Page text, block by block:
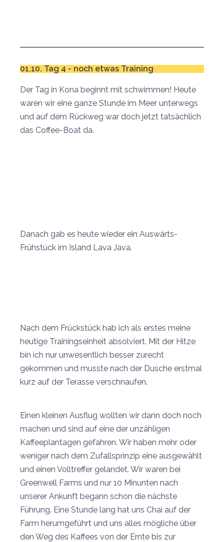
01.10. Tag 4 - noch etwas Training
Der Tag in Kona beginnt mit schwimmen! Heute
waren wir eine ganze Stunde im Meer unterwegs
und auf dem Rückweg war doch jetzt tatsächlich
das Coffee-Boat da.
Danach gab es heute wieder ein Auswärts-
Frühstück im Island Lava Java.
Nach dem Frückstück hab ich als erstes meine
heutige Trainingseinheit absolviert. Mit der Hitze
bin ich nur unwesentlich besser zurecht
gekommen und musste nach der Dusche erstmal
kurz auf der Terasse verschnaufen.
Einen kleinen Ausflug wollten wir dann doch noch
machen und sind auf eine der unzähligen
Kaffeeplantagen gefahren. Wir haben mehr oder
weniger nach dem Zufallsprinzip eine ausgewählt
und einen Volltreffer gelandet. Wir waren bei
Greenwell Farms und nur 10 Minunten nach
unserer Ankunft begann schon die nächste
Führung. Eine Stunde lang hat uns Chai auf der
Farm herumgeführt und uns alles mögliche über
den Weg des Kaffees von der Ernte bis zur